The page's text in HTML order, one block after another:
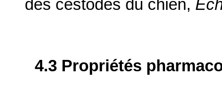
des cestodes du chien,
4.3 Propriétés